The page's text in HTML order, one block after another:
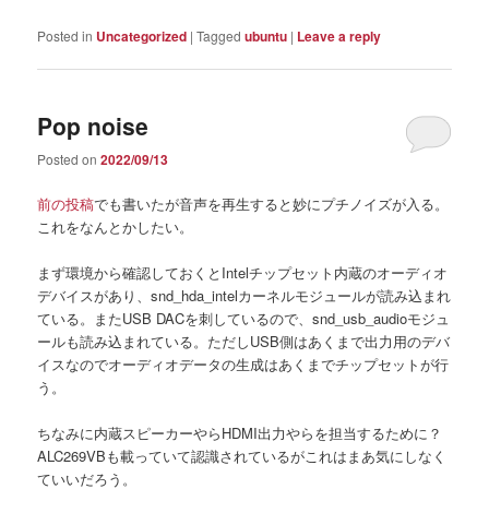
Posted in Uncategorized |Tagged ubuntu | Leave a reply
Pop noise
Posted on2022/09/13
前の投稿でも書いたが音声を再生すると妙にプチノイズが入る。
これをなんとかしたい。
まず環境から確認しておくとIntelチップセット内蔵のオーディオ
デバイスがあり、snd_hda_intelカーネルモジュールが読み込まれ
ている。またUSB DACを刺しているので、snd_usb_audioモジュ
ールも読み込まれている。ただしUSB側はあくまで出力用のデバ
イスなのでオーディオデータの生成はあくまでチップセットが行
う。
ちなみに内蔵スピーカーやらHDMI出力やらを担当するために？
ALC269VBも載っていて認識されているがこれはまあ気にしなく
ていいだろう。